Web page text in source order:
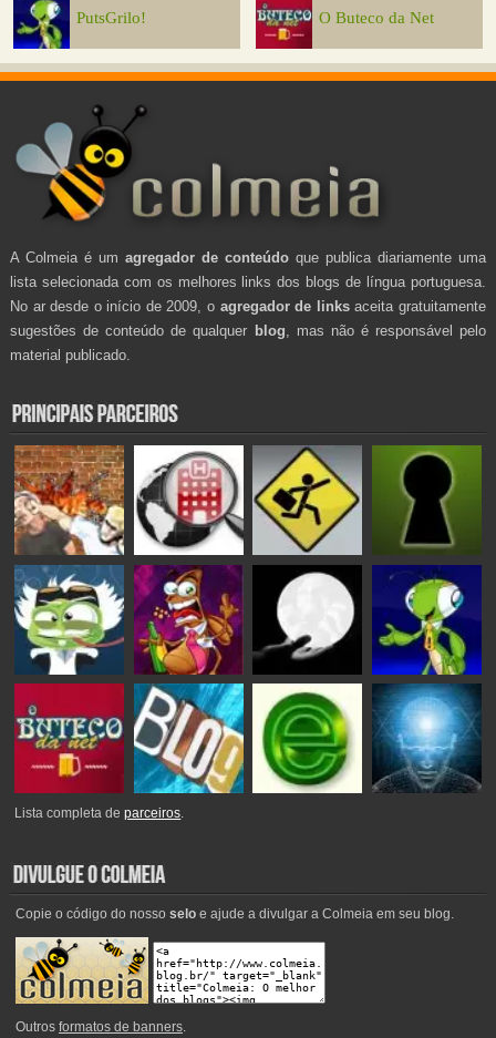
PutsGrilo! O Buteco da Net
A Colmeia é um agregador de conteúdo que publica diariamente uma
lista selecionada com os melhores links dos blogs de língua portuguesa.
No ar desde o início de 2009, o agregador de linksaceita gratuitamente
sugestões de conteúdo de qualquer blog , mas não é responsável pelo
material publicado.
Lista completa deparceiros.
Copie o código do nosso seloe ajude a divulgar a Colmeia em seu blog.
Outros formatos de banners.